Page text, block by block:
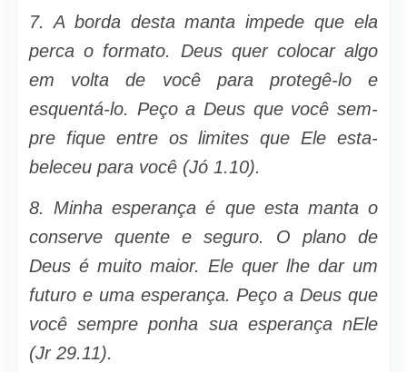
7. A borda desta manta impede que ela
perca o formato. Deus quer colocar algo
em volta de você para protegê-lo e
esquentá-lo. Peço a Deus que você sem­
pre fique entre os limites que Ele esta­
beleceu para você (Jó 1.10).
8.
Minha esperança é que esta man­ta o
conserve quente e seguro. O plano de
Deus é muito maior. Ele quer lhe dar um
futuro e uma esperança. Peço a Deus que
você sempre ponha sua esperança nEle
(Jr 29.11).